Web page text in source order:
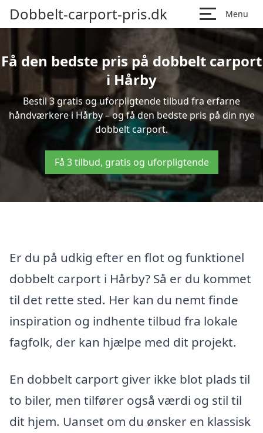
Dobbelt-carport-pris.dk Menu
Få den bedste pris på dobbelt carport
i Hårby
Bestil 3 gratis og uforpligtende tilbud fra erfarne
håndværkere i Hårby – og få den bedste pris på din nye
dobbelt carport.
Få 3 tilbud, gratis og uforpligtende
Er du på udkig efter en flot og funktionel
dobbelt carport i Hårby? Så er du kommet
til det rette sted. Her kan du nemt finde
inspiration og indhente tilbud fra lokale
fagfolk, der kan hjælpe med dit projekt.
En dobbelt carport giver ikke blot plads til
to biler, men tilfører også værdi og stil til
dit hjem. Uanset om du ønsker en klassisk